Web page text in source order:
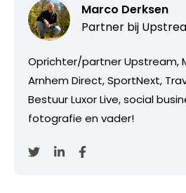
Marco Derksen
Partner bij
Oprichter/partner Upstream,
Arnhem Direct, SportNext,
Bestuur Luxor Live, social
fotografie en vader!